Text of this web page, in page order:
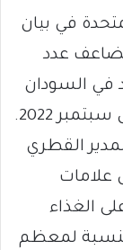
في بيان
عدد
في السودان
القطري
علامات
الغذاء
لمعظم